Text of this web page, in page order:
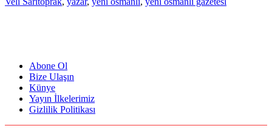
Abone Ol
Bize Ulaşın
Künye
Yayın İlkelerimiz
Gizlilik Politikası